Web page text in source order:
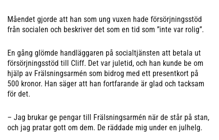
Måendet gjorde att han som ung vuxen hade försörjningsstöd
från socialen och beskriver det som en tid som ”inte var rolig”.
En gång glömde handläggaren på socialtjänsten att betala ut
försörjningsstöd till Cliff. Det var juletid, och han kunde be om
hjälp av Frälsningsarmén som bidrog med ett presentkort på
500 kronor. Han säger att han fortfarande är glad och tacksam
för det.
– Jag brukar ge pengar till Frälsningsarmén när de står på stan,
och jag pratar gott om dem. De räddade mig under en julhelg.